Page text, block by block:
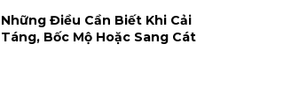
Những Điều Cần Biết Khi Cải
Táng, Bốc Mộ Hoặc Sang Cát